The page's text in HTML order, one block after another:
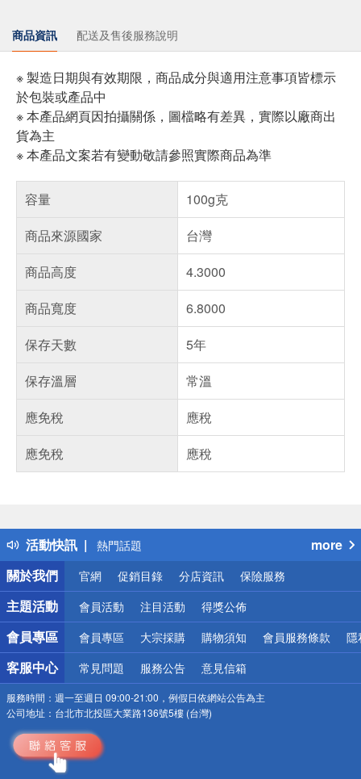
商品資訊 配送及售後服務說明
※ 製造日期與有效期限，商品成分與適用注意事項皆標示
於包裝或產品中
※ 本產品網頁因拍攝關係，圖檔略有差異，實際以廠商出
貨為主
※ 本產品文案若有變動敬請參照實際商品為準
容量
100g克
商品來源國家
台灣
商品高度
4.3000
商品寬度
6.8000
保存天數
5年
保存溫層
常溫
應免稅
應稅
應免稅
應稅
活動快訊
得獎公告
熱門話題
銀行優惠
偏遠地區配送
詐騙網頁！請小心！
more
關於我們
官網 促銷目錄 分店資訊 保險服務
主題活動 會員活動 注目活動 得獎公佈
會員專區 會員專區 大宗採購 購物須知 會員服務條款 隱
客服中心 常見問題 服務公告 意見信箱
服務時間： 週一至週日 09:00-21:00，例假日依網站公告為主
公司地址： 台北市北投區大業路136號5樓 (台灣)